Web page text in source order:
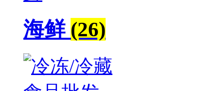
海鲜 (26)